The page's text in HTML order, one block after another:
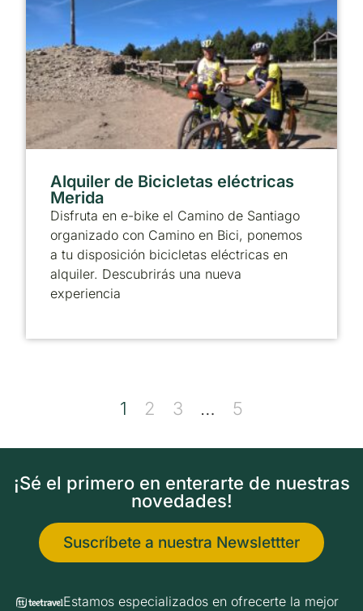
Alquiler de Bicicletas eléctricas
Merida
Disfruta en e-bike el Camino de Santiago
organizado con Camino en Bici, ponemos
a tu disposición bicicletas eléctricas en
alquiler. Descubrirás una nueva
experiencia
1 2 3 … 5
¡Sé el primero en enterarte de nuestras
novedades!
Suscríbete a nuestra Newslettter
Estamos especializados en ofrecerte la mejor